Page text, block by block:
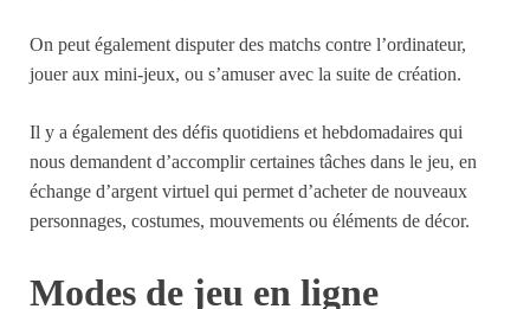
On peut également disputer des matchs contre l’ordinateur,
jouer aux mini-jeux, ou s’amuser avec la suite de création.
Il y a également des défis quotidiens et hebdomadaires qui
nous demandent d’accomplir certaines tâches dans le jeu, en
échange d’argent virtuel qui permet d’acheter de nouveaux
personnages, costumes, mouvements ou éléments de décor.
Modes de jeu en ligne